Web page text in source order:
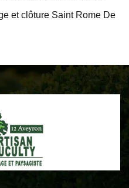
et clôture Saint Rome De